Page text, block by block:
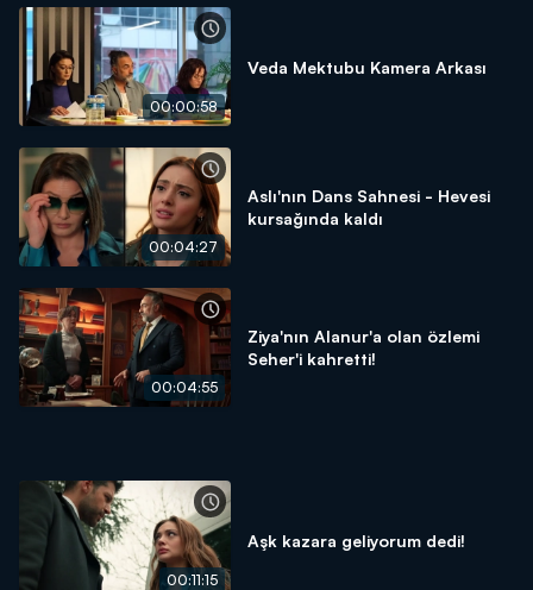
00:00:58
Veda Mektubu Kamera Arkası
00:04:27
Aslı'nın Dans Sahnesi - Hevesi
kursağında kaldı
00:04:55
Ziya'nın Alanur'a olan özlemi
Seher'i kahretti!
00:11:15
Aşk kazara geliyorum dedi!